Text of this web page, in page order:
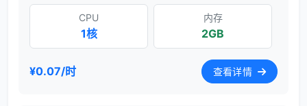
CPU
1核
内存
2GB
¥0.07/时 查看详情